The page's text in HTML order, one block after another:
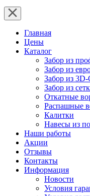
Главная
Цены
Каталог
Забор из
Забор из
Забор из 3D-
Забор из
Откатные
Распашные
Калитки
Навесы из
Наши работы
Акции
Отзывы
Контакты
Информация
Новости
Условия